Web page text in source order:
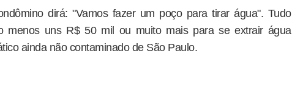
dirá: "Vamos fazer um poço para tirar água". Tudo
menos uns R$ 50 mil ou muito mais para se extrair água
ainda não contaminado de São Paulo.